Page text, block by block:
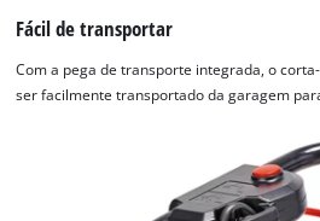
Fácil de transportar
Com a pega de transporte integrada, o
ser facilmente transportado da garagem